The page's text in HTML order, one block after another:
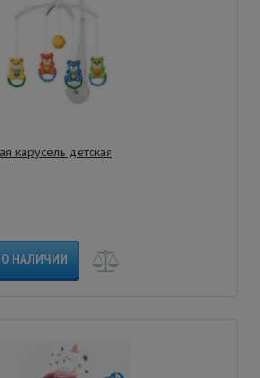
карусель детская
НАЛИЧИИ